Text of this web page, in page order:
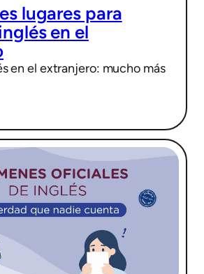
lugares para
en el
en el extranjero: mucho más